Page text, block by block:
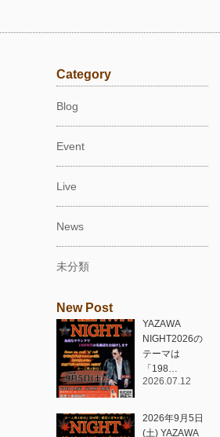
Category
Blog
Event
Live
News
未分類
New Post
YAZAWA
NIGHT2026の
テーマは
「198…
2026.07.12
2026年9月5日
(土) YAZAWA